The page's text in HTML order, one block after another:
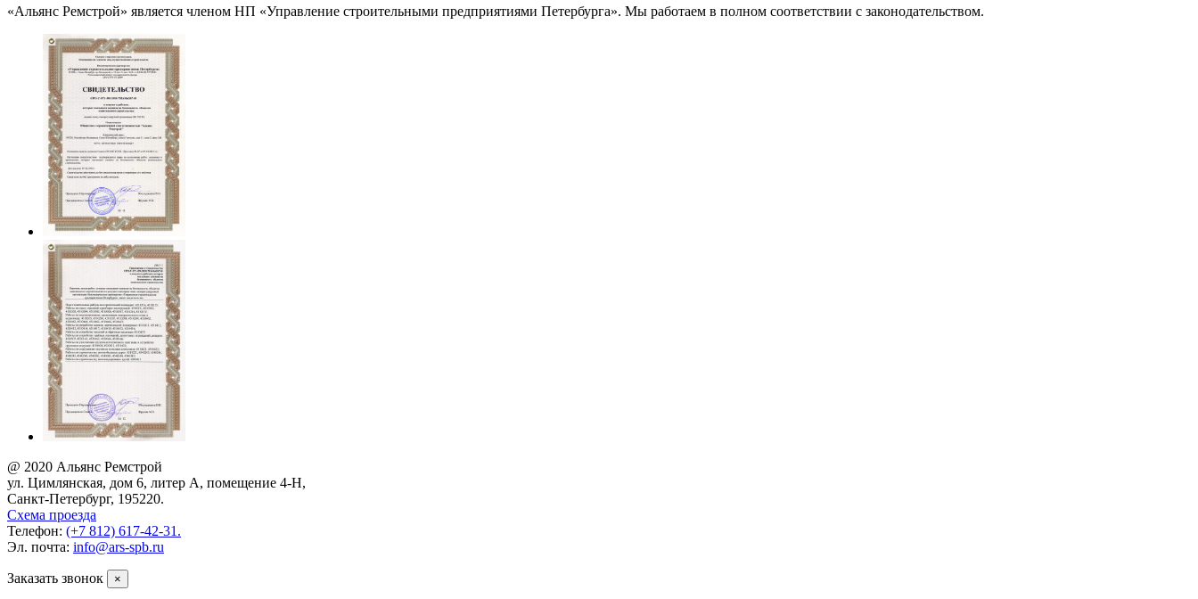
«Альянс Ремстрой» является членом НП «Управление строительными предприятиями Петербурга». Мы работаем в полном соответствии с законодательством.
@ 2020 Альянс Ремстрой
ул. Цимлянская, дом 6, литер А, помещение 4-Н,
Санкт-Петербург, 195220.
Схема проезда
Телефон: (+7 812) 617-42-31.
Эл. почта: info@ars-spb.ru
Заказать звонок ×